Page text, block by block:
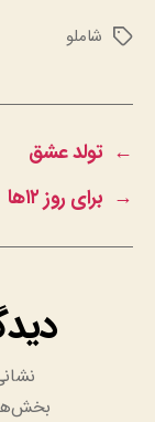
برچسب‌ها
شاملو
← تولد عشق
→ برای روز ۱۲ها